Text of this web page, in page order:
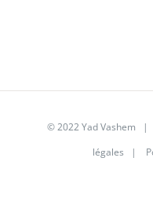
© 2022 Yad Vashem
légales |